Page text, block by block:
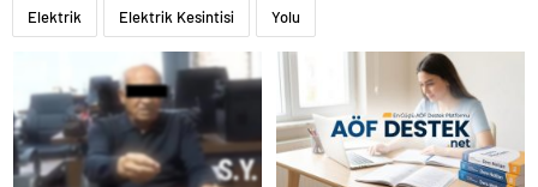
Elektrik Elektrik Kesintisi Yolu